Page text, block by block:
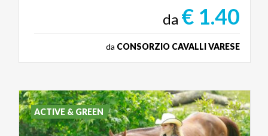
da € 1.40
da CONSORZIO CAVALLI VARESE
ACTIVE & GREEN